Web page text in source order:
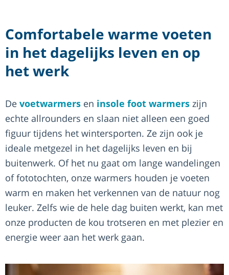
Comfortabele warme voeten
in het dagelijks leven en op
het werk
De voetwarmers en insole foot warmers zijn
echte allrounders en slaan niet alleen een goed
figuur tijdens het wintersporten. Ze zijn ook je
ideale metgezel in het dagelijks leven en bij
buitenwerk. Of het nu gaat om lange wandelingen
of fototochten, onze warmers houden je voeten
warm en maken het verkennen van de natuur nog
leuker. Zelfs wie de hele dag buiten werkt, kan met
onze producten de kou trotseren en met plezier en
energie weer aan het werk gaan.